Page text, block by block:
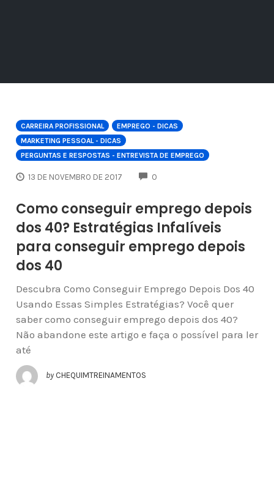
CARREIRA PROFISSIONAL
EMPREGO - DICAS
MARKETING PESSOAL - DICAS
PERGUNTAS E RESPOSTAS - ENTREVISTA DE EMPREGO
13 DE NOVEMBRO DE 2017 0
Como conseguir emprego depois
dos 40? Estratégias Infalíveis
para conseguir emprego depois
dos 40
Descubra Como Conseguir Emprego Depois Dos 40
Usando Essas Simples Estratégias? Você quer
saber como conseguir emprego depois dos 40?
Não abandone este artigo e faça o possível para ler
até
by CHEQUIMTREINAMENTOS